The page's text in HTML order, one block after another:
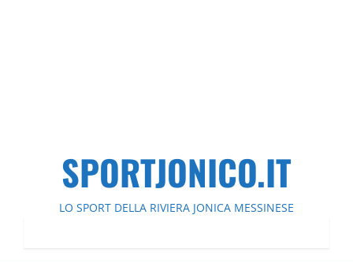
SPORTJONICO.IT
LO SPORT DELLA RIVIERA JONICA MESSINESE